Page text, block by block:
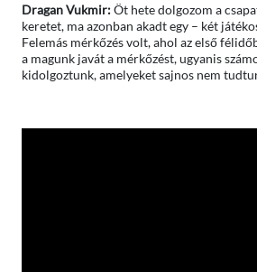
Dragan Vukmir:Öt hete dolgozom a
keretet, ma azonban akadt egy – két
Felemás mérkőzés volt, ahol az első
a magunk javát a mérkőzést, ugyanis
kidolgoztunk, amelyeket sajnos nem